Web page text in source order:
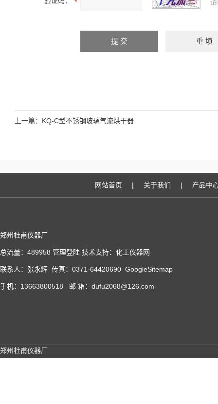
上一篇： KQ-C型不锈钢玻璃气流烘干器
网站首页 | 关于我们 | 产品中
郑州杜甫仪器厂
总流量：489958 管理登陆 技术支持： 化工仪器网
联系人：张永辉 传真：0371-64420690 GoogleSitemap
手机：13663800518 邮 箱：dufu2068@126.com
郑州杜甫仪器厂